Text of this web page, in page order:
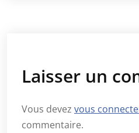
Laisser un
Vous devez vous
commentaire.